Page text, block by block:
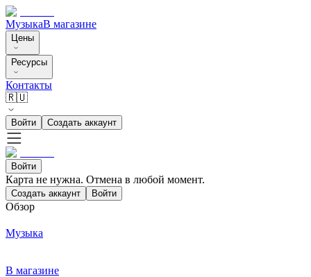
МузыкаВ магазине
Цены
Ресурсы
Контакты
🇷🇺
Войти Создать аккаунт
Войти
Карта не нужна. Отмена в любой момент.
Создать аккаунт Войти
Обзор
Музыка
В магазине